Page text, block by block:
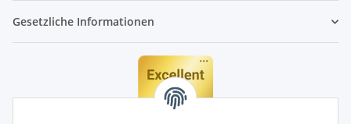
Gesetzliche Informationen